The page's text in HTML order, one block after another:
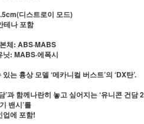
디스트로이 모드)
테나 포함
체: ABS·MABS
닛: MABS·에폭시
는 흉상 모델 ‘메카니컬 버스트’의 ‘DX탄’.
과 함께나란히 놓고 싶어지는 ‘유니콘 건담 2
밴시’를
업에 포함!